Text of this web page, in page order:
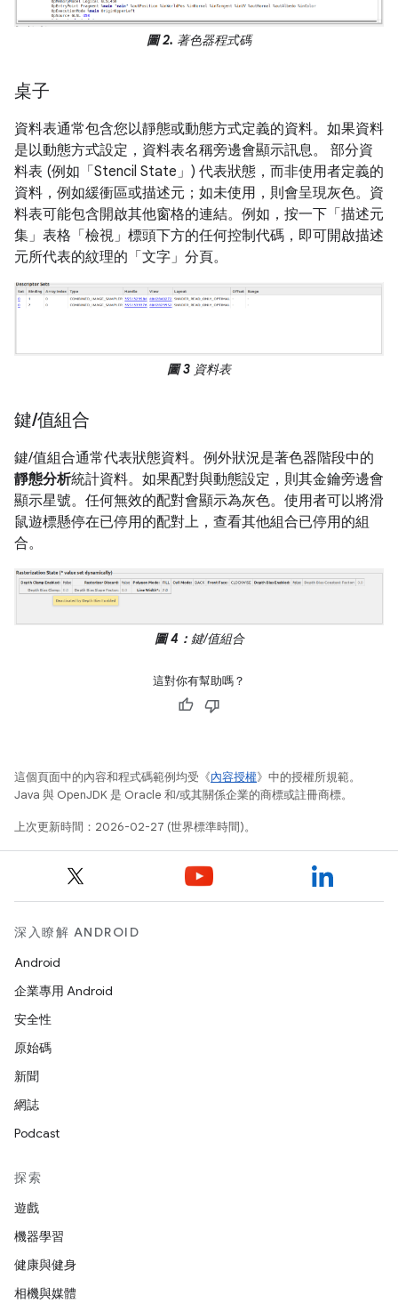
圖 2. 著色器程式碼
桌子
資料表通常包含您以靜態或動態方式定義的資料。如果資料
是以動態方式設定，資料表名稱旁邊會顯示訊息。 部分資
料表 (例如「Stencil State」 ) 代表狀態，而非使用者定義的
資料，例如緩衝區或描述元；如未使用，則會呈現灰色。資
料表可能包含開啟其他窗格的連結。例如，按一下「描述元
集」 表格「檢視」 標頭下方的任何控制代碼，即可開啟描述
元所代表的紋理的「文字」 分頁。
圖 3 資料表
鍵/值組合
鍵/值組合通常代表狀態資料。例外狀況是著色器階段中的
靜態分析統計資料。如果配對與動態設定，則其金鑰旁邊會
顯示星號。任何無效的配對會顯示為灰色。使用者可以將滑
鼠遊標懸停在已停用的配對上，查看其他組合已停用的組
合。
圖 4： 鍵/值組合
這對你有幫助嗎？
這個頁面中的內容和程式碼範例均受《內容授權》中的授權所規範。
Java 與 OpenJDK 是 Oracle 和/或其關係企業的商標或註冊商標。
上次更新時間：2026-02-27 (世界標準時間)。
深入瞭解 ANDROID
Android
企業專用 Android
安全性
原始碼
新聞
網誌
Podcast
探索
遊戲
機器學習
健康與健身
相機與媒體